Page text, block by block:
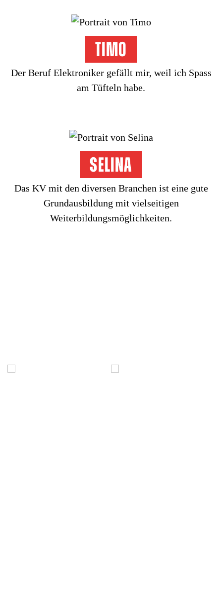
Timo
Der Beruf Elektroniker gefällt mir, weil ich Spass
am Tüfteln habe.
Selina
Das KV mit den diversen Branchen ist eine gute
Grundausbildung mit vielseitigen
Weiterbildungsmöglichkeiten.